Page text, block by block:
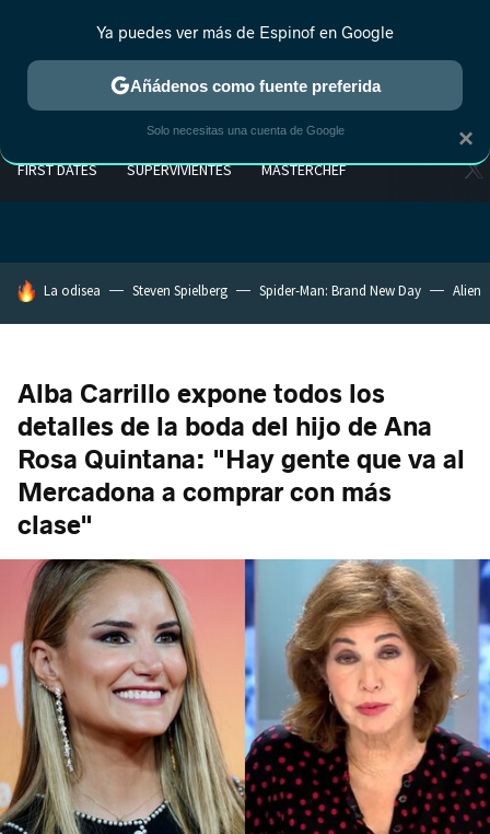
FIRST DATES SUPERVIVIENTES MASTERCHEF
HOY SE HABLA DE
La odisea Steven Spielberg Spider-Man: Brand New Day Alien
Alba Carrillo expone todos los
detalles de la boda del hijo de Ana
Rosa Quintana: "Hay gente que va al
Mercadona a comprar con más
clase"
×
Ya puedes ver más de Espinof en Google
Añádenos como fuente preferida
Solo necesitas una cuenta de Google